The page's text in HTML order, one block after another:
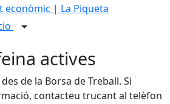
econòmic | La Piqueta
actives
de la Borsa de Treball. Si
contacteu trucant al telèfon